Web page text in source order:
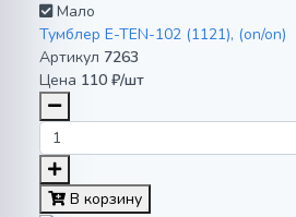
Мало
Тумблер E-TEN-102 (1121), (on/on)
Артикул 7263
Цена 110 ₽/шт
В корзину